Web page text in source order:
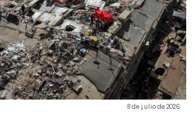
8 de julio de 2026